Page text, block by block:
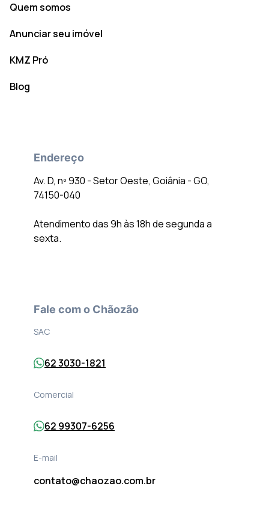
Quem somos
Anunciar seu imóvel
KMZ Pró
Blog
Endereço
Av. D, nº 930 - Setor Oeste, Goiânia - GO,
74150-040
Atendimento das 9h às 18h de segunda a
sexta.
Fale com o Chãozão
SAC
62 3030-1821
Comercial
62 99307-6256
E-mail
contato@chaozao.com.br